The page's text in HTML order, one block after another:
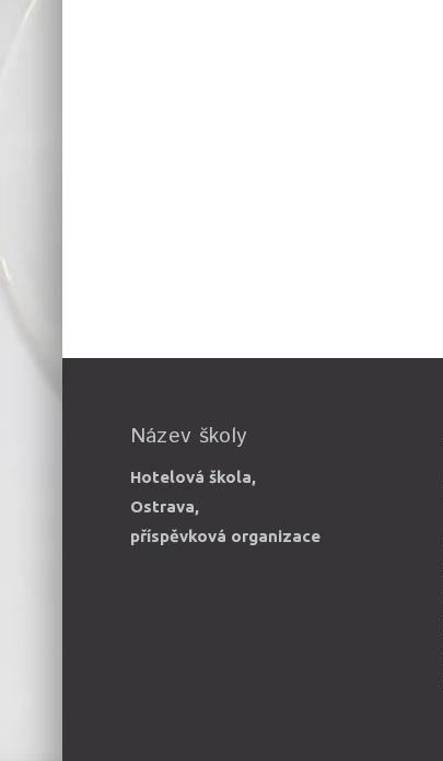
Název školy
Hotelová škola,
Ostrava,
příspěvková organizace